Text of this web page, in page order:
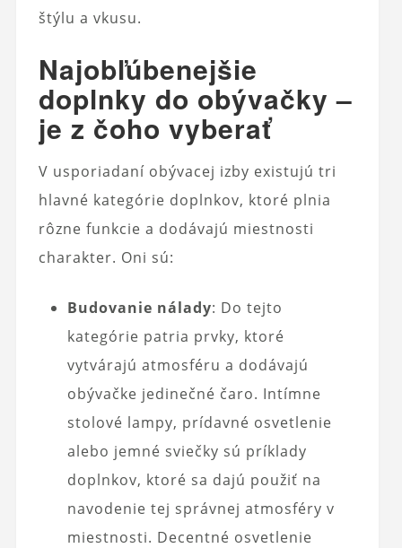
štýlu a vkusu.
Najobľúbenejšie
doplnky do obývačky –
je z čoho vyberať
V usporiadaní obývacej izby existujú tri
hlavné kategórie doplnkov, ktoré plnia
rôzne funkcie a dodávajú miestnosti
charakter. Oni sú:
Budovanie nálady: Do tejto
kategórie patria prvky, ktoré
vytvárajú atmosféru a dodávajú
obývačke jedinečné čaro. Intímne
stolové lampy, prídavné osvetlenie
alebo jemné sviečky sú príklady
doplnkov, ktoré sa dajú použiť na
navodenie tej správnej atmosféry v
miestnosti. Decentné osvetlenie